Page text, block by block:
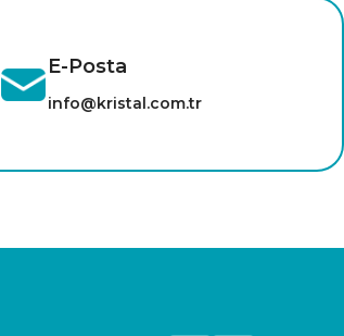
E-Posta
info@kristal.com.tr